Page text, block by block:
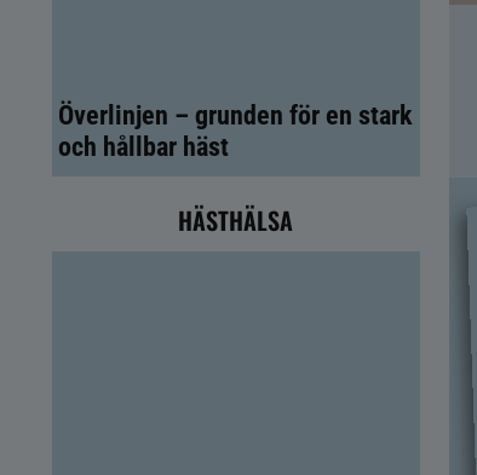
Överlinjen – grunden för en stark
och hållbar häst
HÄSTHÄLSA